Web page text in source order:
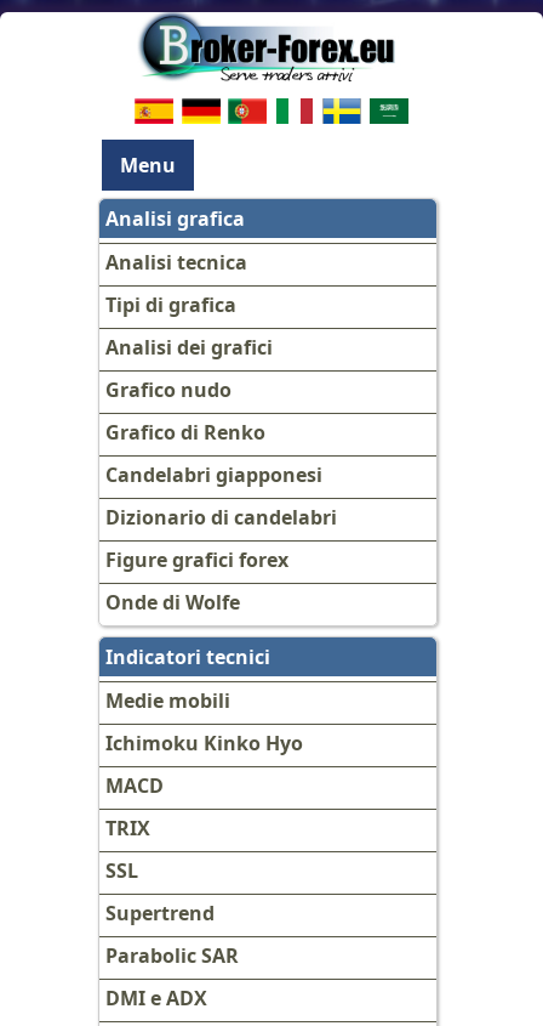
Menu
Analisi grafica
Analisi tecnica
Tipi di grafica
Analisi dei grafici
Grafico nudo
Grafico di Renko
Candelabri giapponesi
Dizionario di candelabri
Figure grafici forex
Onde di Wolfe
Indicatori tecnici
Medie mobili
Ichimoku Kinko Hyo
MACD
TRIX
SSL
Supertrend
Parabolic SAR
DMI e ADX